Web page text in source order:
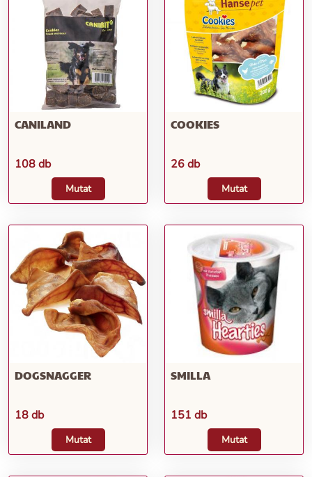
CANILAND
108 db
Mutat
COOKIES
26 db
Mutat
DOGSNAGGER
18 db
Mutat
SMILLA
151 db
Mutat